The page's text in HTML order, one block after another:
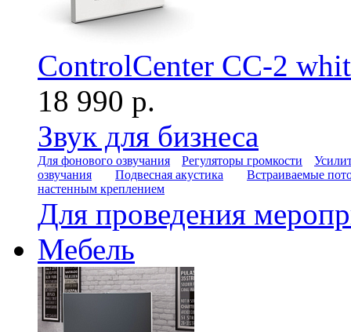
ControlCenter CC-2
18 990 р.
Звук для бизнеса
Для фонового озвучания Регуляторы громкости
озвучания
Подвесная акустика
Встраиваемые
настенным креплением
Для проведения
Мебель